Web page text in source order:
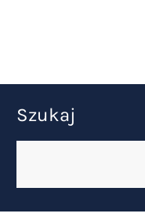
Szukaj